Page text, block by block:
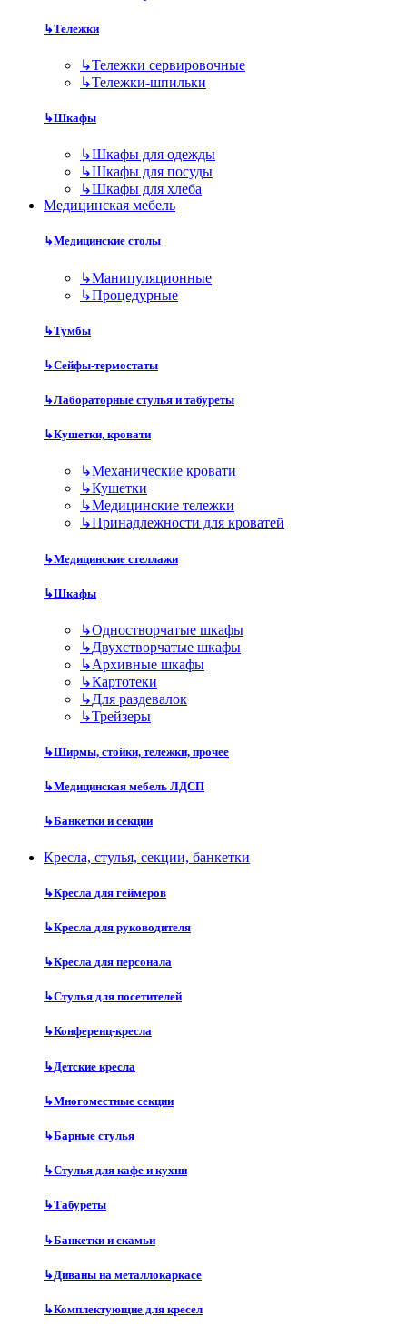
↳Тележки
↳Тележки сервировочные
↳Тележки-шпильки
↳Шкафы
↳Шкафы для одежды
↳Шкафы для посуды
↳Шкафы для хлеба
Медицинская мебель
↳Медицинские столы
↳Манипуляционные
↳Процедурные
↳Тумбы
↳Сейфы-термостаты
↳Лабораторные стулья и табуреты
↳Кушетки, кровати
↳Механические кровати
↳Кушетки
↳Медицинские тележки
↳Принадлежности для кроватей
↳Медицинские стеллажи
↳Шкафы
↳Одностворчатые шкафы
↳Двухстворчатые шкафы
↳Архивные шкафы
↳Картотеки
↳Для раздевалок
↳Трейзеры
↳Ширмы, стойки, тележки, прочее
↳Медицинская мебель ЛДСП
↳Банкетки и секции
Кресла, стулья, секции, банкетки
↳Кресла для геймеров
↳Кресла для руководителя
↳Кресла для персонала
↳Стулья для посетителей
↳Конференц-кресла
↳Детские кресла
↳Многоместные секции
↳Барные стулья
↳Стулья для кафе и кухни
↳Табуреты
↳Банкетки и скамьи
↳Диваны на металлокаркасе
↳Комплектующие для кресел